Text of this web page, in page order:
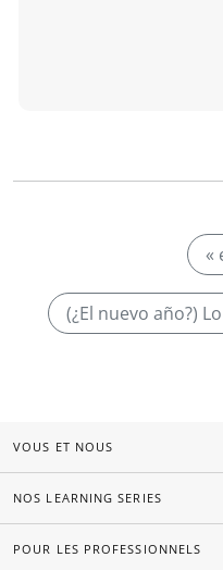
«
(¿El nuevo año?)
VOUS ET NOUS
NOS LEARNING SERIES
POUR LES PROFESSIONNELS